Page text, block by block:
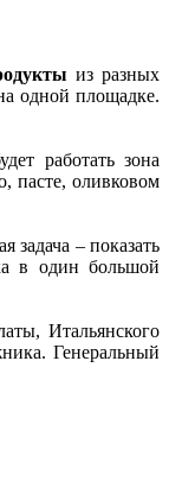
из разных
одной площадке.
работать зона
пасте, оливковом
задача – показать
в один большой
Итальянского
Генеральный